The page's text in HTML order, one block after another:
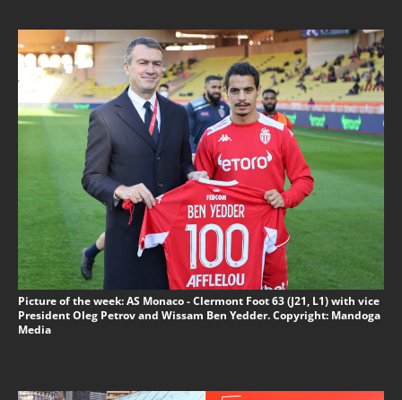
Picture of the week: AS Monaco - Clermont Foot 63 (J21, L1) with vice
President Oleg Petrov and Wissam Ben Yedder. Copyright: Mandoga
Media